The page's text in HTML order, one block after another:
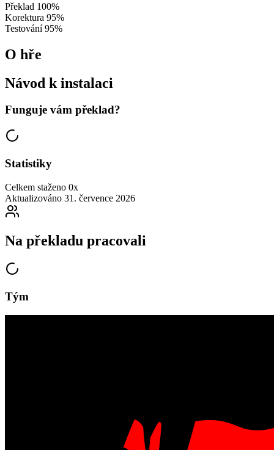
Překlad 100%
Korektura 95%
Testování 95%
O hře
Návod k instalaci
Funguje vám překlad?
Statistiky
Celkem staženo 0x
Aktualizováno 31. července 2026
Na překladu pracovali
Tým